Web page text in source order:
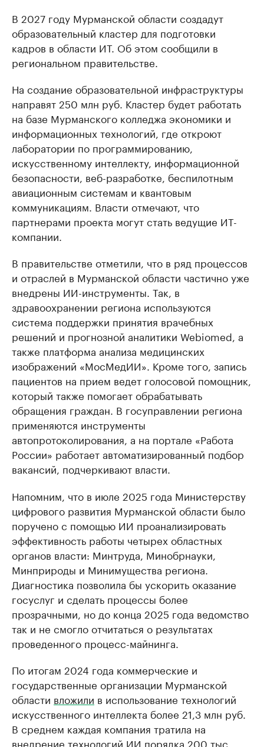
В 2027 году Мурманской области создадут
образовательный кластер для подготовки
кадров в области ИТ. Об этом сообщили в
региональном правительстве.
На создание образовательной инфраструктуры
направят 250 млн руб. Кластер будет работать
на базе Мурманского колледжа экономики и
информационных технологий, где откроют
лаборатории по программированию,
искусственному интеллекту, информационной
безопасности, веб-разработке, беспилотным
авиационным системам и квантовым
коммуникациям. Власти отмечают, что
партнерами проекта могут стать ведущие ИТ-
компании.
В правительстве отметили, что в ряд процессов
и отраслей в Мурманской области частично уже
внедрены ИИ-инструменты. Так, в
здравоохранении региона используются
система поддержки принятия врачебных
решений и прогнозной аналитики Webiomed, а
также платформа анализа медицинских
изображений «МосМедИИ». Кроме того, запись
пациентов на прием ведет голосовой помощник,
который также помогает обрабатывать
обращения граждан. В госуправлении региона
применяются инструменты
автопротоколирования, а на портале «Работа
России» работает автоматизированный подбор
вакансий, подчеркивают власти.
Напомним, что в июле 2025 года Министерству
цифрового развития Мурманской области было
поручено с помощью ИИ проанализировать
эффективность работы четырех областных
органов власти: Минтруда, Минобрнауки,
Минприроды и Минимущества региона.
Диагностика позволила бы ускорить оказание
госуслуг и сделать процессы более
прозрачными, но до конца 2025 года ведомство
так и не смогло отчитаться о результатах
проведенного процесс-майнинга.
По итогам 2024 года коммерческие и
государственные организации Мурманской
области вложили в использование технологий
искусственного интеллекта более 21,3 млн руб.
В среднем каждая компания тратила на
внедрение технологий ИИ порядка 200 тыс.